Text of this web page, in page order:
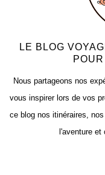
LE BLOG
Nous partageons nos
vous inspirer lors de vos
ce blog nos itinéraires,
l'aventure et